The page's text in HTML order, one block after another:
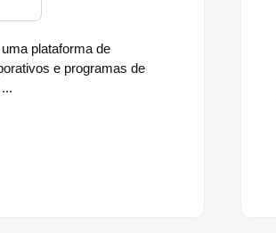
plataforma de
e programas de